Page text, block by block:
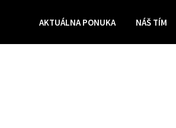
AKTUÁLNA PONUKA NÁŠ TÍM